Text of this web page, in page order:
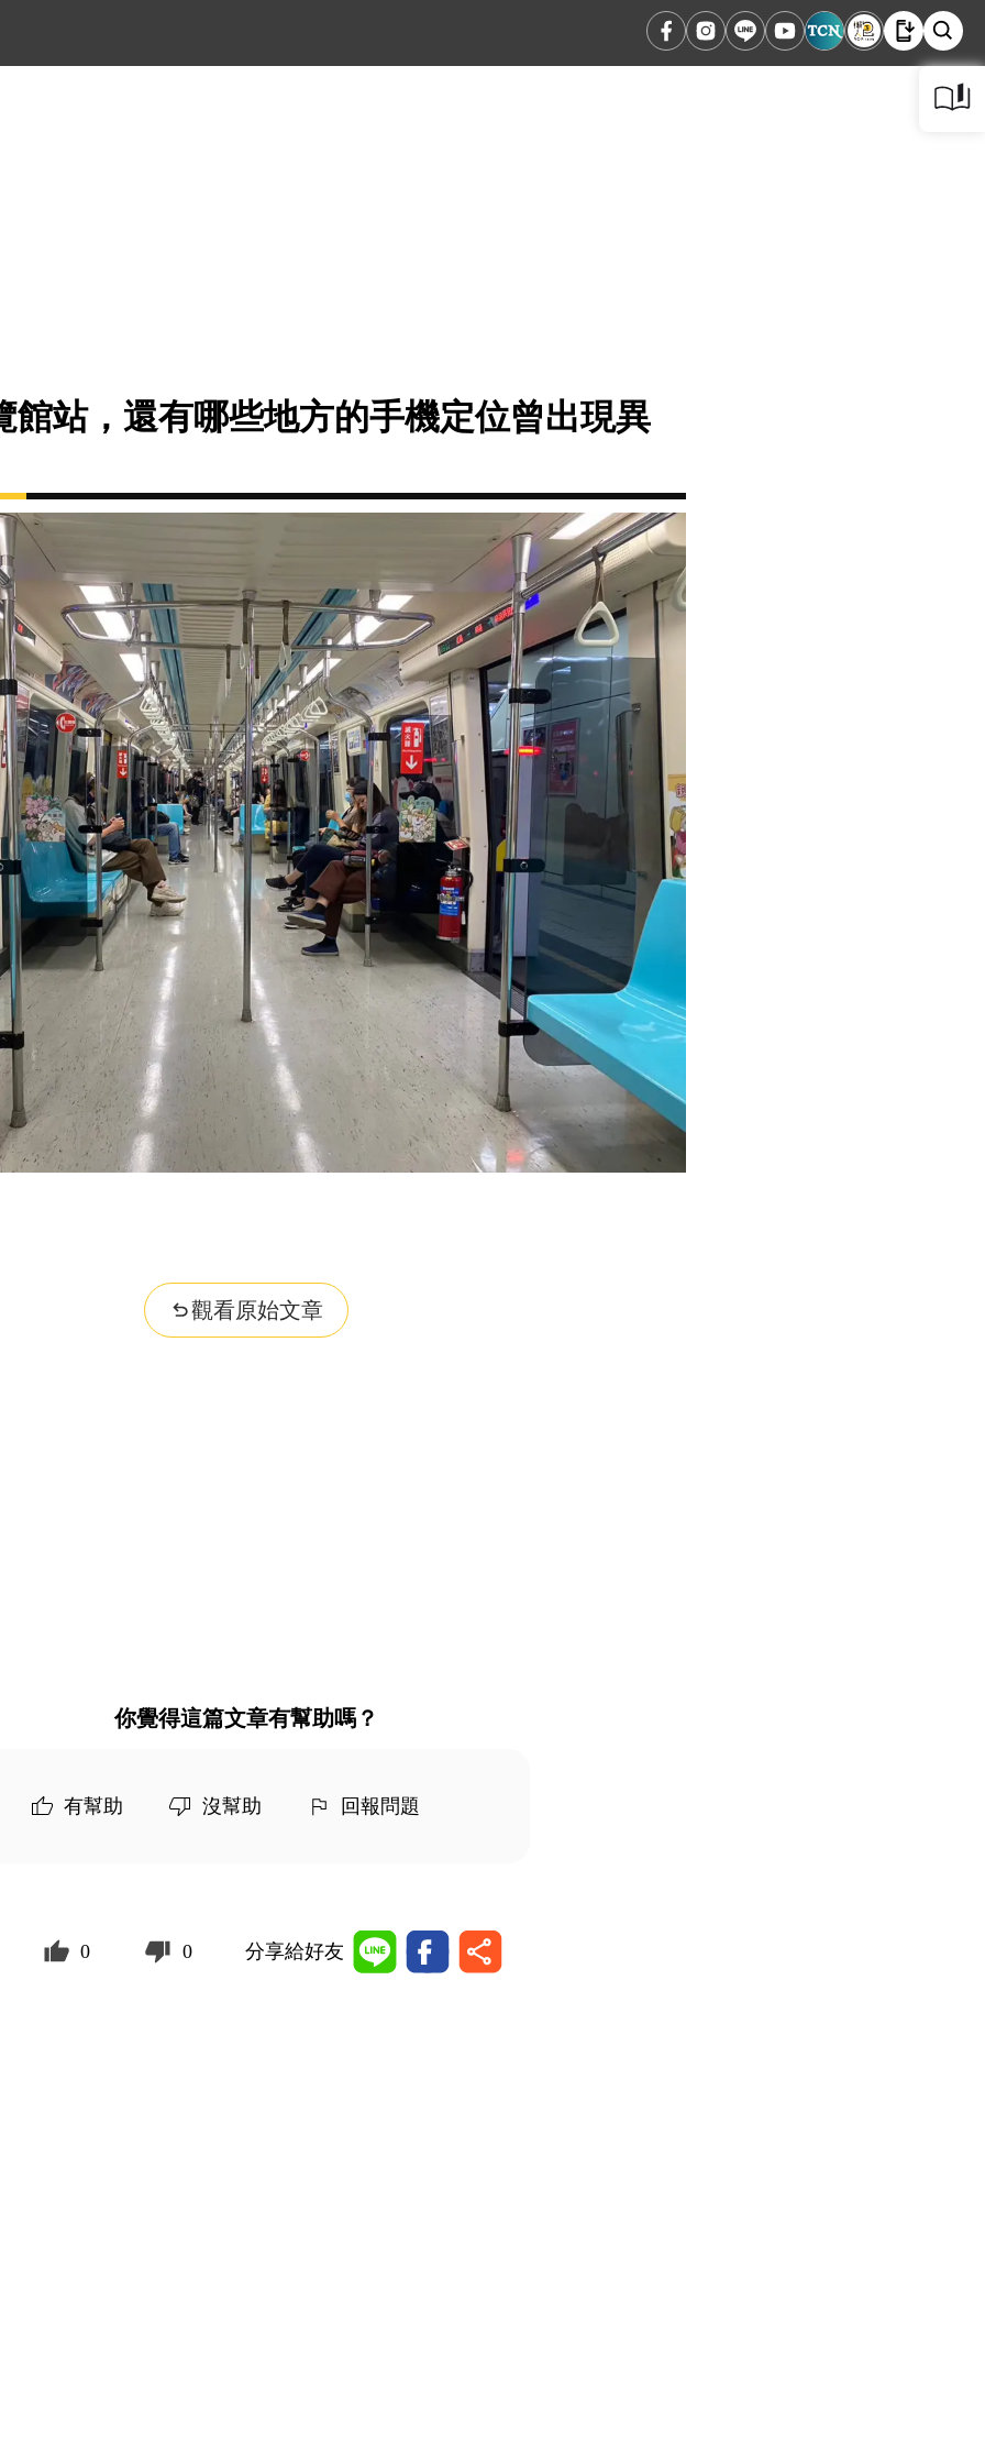
館站，還有哪些地方的手機定位曾出現異
觀看原始文章
你覺得這篇文章有幫助嗎？
有幫助 沒幫助 回報問題
0 0 分享給好友